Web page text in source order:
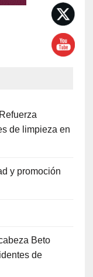
de limpieza en
y promoción
Beto
de